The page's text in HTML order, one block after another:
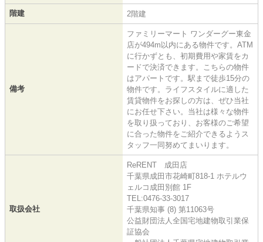
階建 2階建
備考
ファミリーマート ワンダーグー東金
店が494m以内にある物件です。ATM
に行かずとも、初期費用や家賃をカ
ードで決済できます。こちらの物件
はアパートです。駅まで徒歩15分の
物件です。ライフスタイルに適した
賃貸物件をお探しの方は、ぜひ当社
にお任せ下さい。当社は様々な物件
を取り扱っており、お客様のご希望
に合った物件をご紹介できるようス
タッフ一同努めてまいります。
取扱会社
ReRENT 成田店
千葉県成田市花崎町818-1 ホテルウ
ェルコ成田別館 1F
TEL:0476-33-3017
千葉県知事 (8) 第11063号
公益財団法人全国宅地建物取引業保
証協会